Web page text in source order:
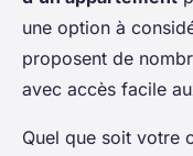
une option à
proposent de
avec accès facile
Quel que soit votre